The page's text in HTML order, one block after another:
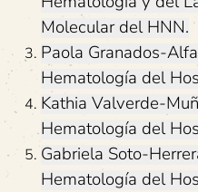
Molecular del HNN.
Paola Granados-
Hematología del
Kathia Valverde-
Hematología del
Gabriela Soto-
Hematología del